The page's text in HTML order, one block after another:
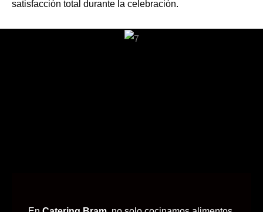
satisfacción total durante la celebración.